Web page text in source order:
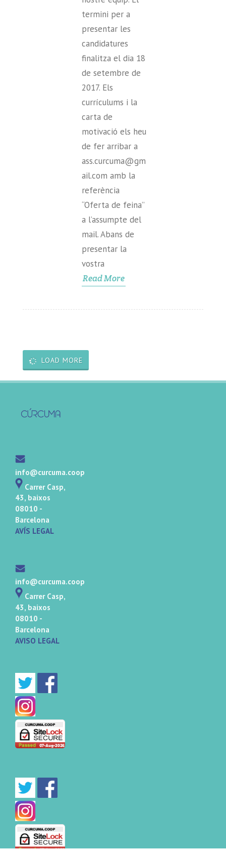
termini per a
presentar les
candidatures
finalitza el dia 18
de setembre de
2017. Els
currículums i la
carta de
motivació els heu
de fer arribar a
ass.curcuma@gm
ail.com amb la
referència
“Oferta de feina”
a l’assumpte del
mail. Abans de
presentar la
vostra
Read More
LOAD MORE
info@curcuma.coop
Carrer Casp,
43, baixos
08010 -
Barcelona
AVÍS LEGAL
info@curcuma.coop
Carrer Casp,
43, baixos
08010 -
Barcelona
AVISO LEGAL